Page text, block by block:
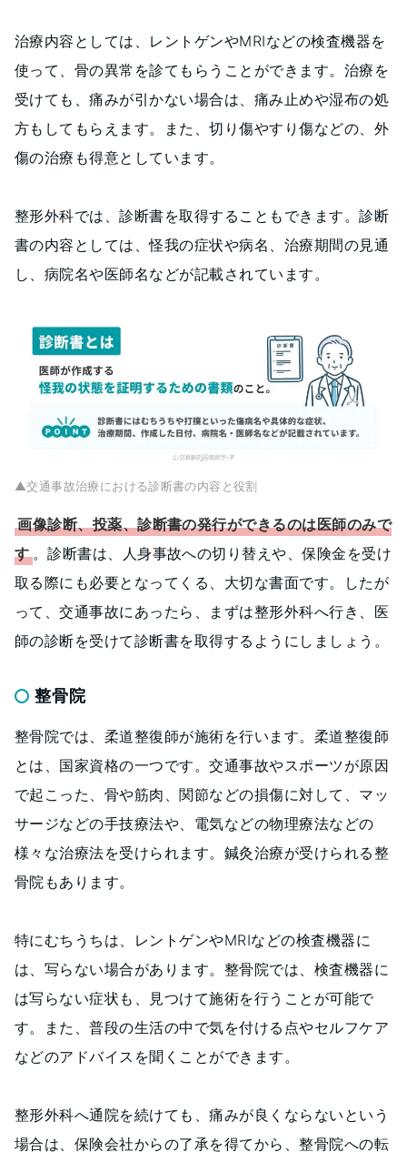
治療内容としては、レントゲンやMRIなどの検査機器を
使って、骨の異常を診てもらうことができます。治療を
受けても、痛みが引かない場合は、痛み止めや湿布の処
方もしてもらえます。また、切り傷やすり傷などの、外
傷の治療も得意としています。
整形外科では、診断書を取得することもできます。診断
書の内容としては、怪我の症状や病名、治療期間の見通
し、病院名や医師名などが記載されています。
▲交通事故治療における診断書の内容と役割
画像診断、投薬、診断書の発行ができるのは医師のみで
す。診断書は、人身事故への切り替えや、保険金を受け
取る際にも必要となってくる、大切な書面です。したが
って、交通事故にあったら、まずは整形外科へ行き、医
師の診断を受けて診断書を取得するようにしましょう。
整骨院
整骨院では、柔道整復師が施術を行います。柔道整復師
とは、国家資格の一つです。交通事故やスポーツが原因
で起こった、骨や筋肉、関節などの損傷に対して、マッ
サージなどの手技療法や、電気などの物理療法などの
様々な治療法を受けられます。鍼灸治療が受けられる整
骨院もあります。
特にむちうちは、レントゲンやMRIなどの検査機器に
は、写らない場合があります。整骨院では、検査機器に
は写らない症状も、見つけて施術を行うことが可能で
す。また、普段の生活の中で気を付ける点やセルフケア
などのアドバイスを聞くことができます。
整形外科へ通院を続けても、痛みが良くならないという
場合は、保険会社からの了承を得てから、整骨院への転